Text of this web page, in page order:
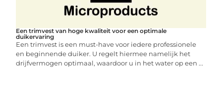
Een trimvest van hoge kwaliteit voor een optimale
duikervaring
Een trimvest is een must-have voor iedere professionele
en beginnende duiker. U regelt hiermee namelijk het
drijfvermogen optimaal, waardoor u in het water op een ...